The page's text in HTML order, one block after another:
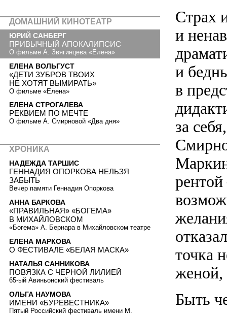
Страх
и
и
в
за
точка
женой,
Быть
ДОМАШНИЙ КИНОТЕАТР
ЮРИЙ САНБЕРГ
ПРИВЫЧНЫЙ АПОКАЛИПСИС
О фильме А. Звягинцева «Елена»
ЕЛЕНА ВОЛЬГУСТ
«ДЕТИ ЗУБРОВ ТВОИХ
НЕ ХОТЯТ ВЫМИРАТЬ»
О фильме «Елена»
ЕЛЕНА СТРОГАЛЕВА
РЕКВИЕМ ПО МЕЧТЕ
О фильме А. Смирновой «Два дня»
ХРОНИКА
НАДЕЖДА ТАРШИС
ГЕННАДИЯ ОПОРКОВА НЕЛЬЗЯ
ЗАБЫТЬ
Вечер памяти Геннадия Опоркова
АННА БАРКОВА
«ПРАВИЛЬНАЯ» «БОГЕМА»
В МИХАЙЛОВСКОМ
«Богема» А. Бернара в Михайловском театре
ЕЛЕНА МАРКОВА
О ФЕСТИВАЛЕ «БЕЛАЯ МАСКА»
НАТАЛЬЯ САННИКОВА
ПОВЯЗКА С ЧЕРНОЙ ЛИЛИЕЙ
65-ый Авиньонский фестиваль
ОЛЬГА НАУМОВА
ИМЕНИ «БУРЕВЕСТНИКА»
Пятый Российский фестиваль имени М.